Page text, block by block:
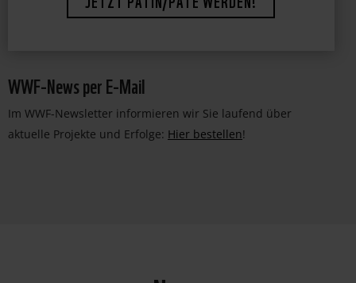
JETZT PATIN/PATE WERDEN!
WWF-News per E-Mail
Im WWF-Newsletter informieren wir Sie laufend über
aktuelle Projekte und Erfolge: Hier bestellen!